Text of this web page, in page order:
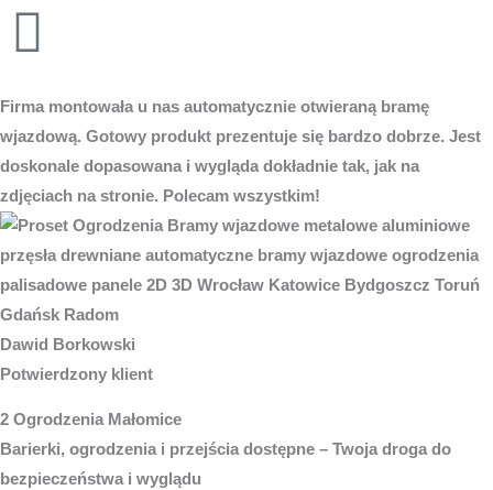
Firma montowała u nas automatycznie otwieraną bramę
wjazdową. Gotowy produkt prezentuje się bardzo dobrze. Jest
doskonale dopasowana i wygląda dokładnie tak, jak na
zdjęciach na stronie. Polecam wszystkim!
Dawid Borkowski
Potwierdzony klient
2 Ogrodzenia Małomice
Barierki, ogrodzenia i przejścia dostępne – Twoja droga do
bezpieczeństwa i wyglądu